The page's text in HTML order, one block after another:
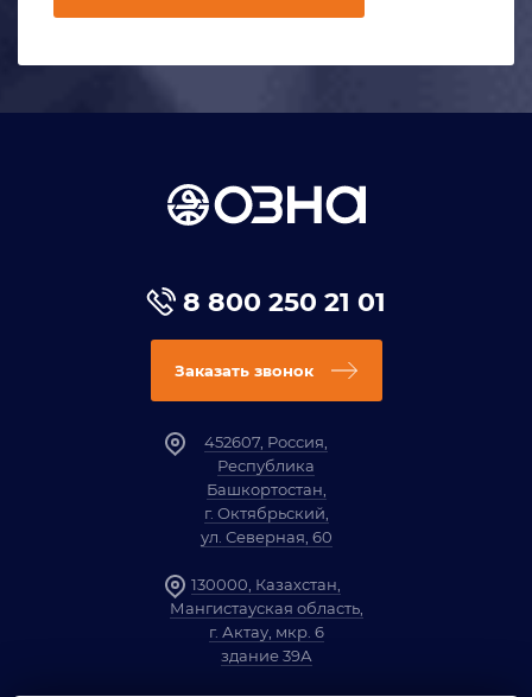
8 800 250 21 01
Заказать звонок
452607, Россия,
Республика
Башкортостан,
г. Октябрьский,
ул. Северная, 60
130000, Казахстан,
Мангистауская область,
г. Актау, мкр. 6
здание 39А